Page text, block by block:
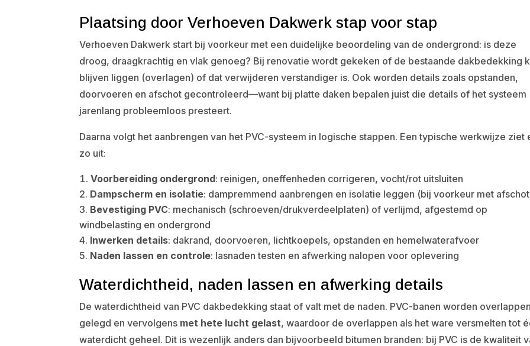
Plaatsing door Verhoeven Dakwerk stap voor stap
Verhoeven Dakwerk start bij voorkeur met een duidelijke beoordeling van de ondergrond: is deze
droog, draagkrachtig en vlak genoeg? Bij renovatie wordt gekeken of de bestaande dakbedekking
blijven liggen (overlagen) of dat verwijderen verstandiger is. Ook worden details zoals opstanden,
doorvoeren en afschot gecontroleerd—want bij platte daken bepalen juist die details of het systeem
jarenlang probleemloos presteert.
Daarna volgt het aanbrengen van het PVC-systeem in logische stappen. Een typische werkwijze ziet
zo uit:
Voorbereiding ondergrond: reinigen, oneffenheden corrigeren, vocht/rot uitsluiten
Dampscherm en isolatie: dampremmend aanbrengen en isolatie leggen (bij voorkeur met
Bevestiging PVC: mechanisch (schroeven/drukverdeelplaten) of verlijmd, afgestemd op
windbelasting en ondergrond
Inwerken details: dakrand, doorvoeren, lichtkoepels, opstanden en hemelwaterafvoer
Naden lassen en controle: lasnaden testen en afwerking nalopen voor oplevering
Waterdichtheid, naden lassen en afwerking details
De waterdichtheid van PVC dakbedekking staat of valt met de naden. PVC-banen worden
gelegd en vervolgens met hete lucht gelast, waardoor de overlappen als het ware versmelten tot
waterdicht geheel. Dit is wezenlijk anders dan bijvoorbeeld bitumen branden: bij PVC is de kwaliteit